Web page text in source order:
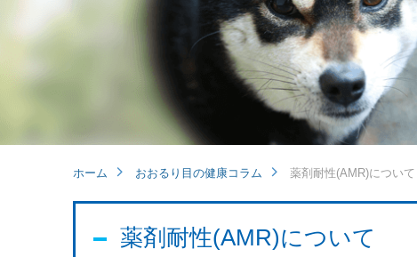
ホーム おおるり目の健康コラム 薬剤耐性(AMR)について
薬剤耐性(AMR)について